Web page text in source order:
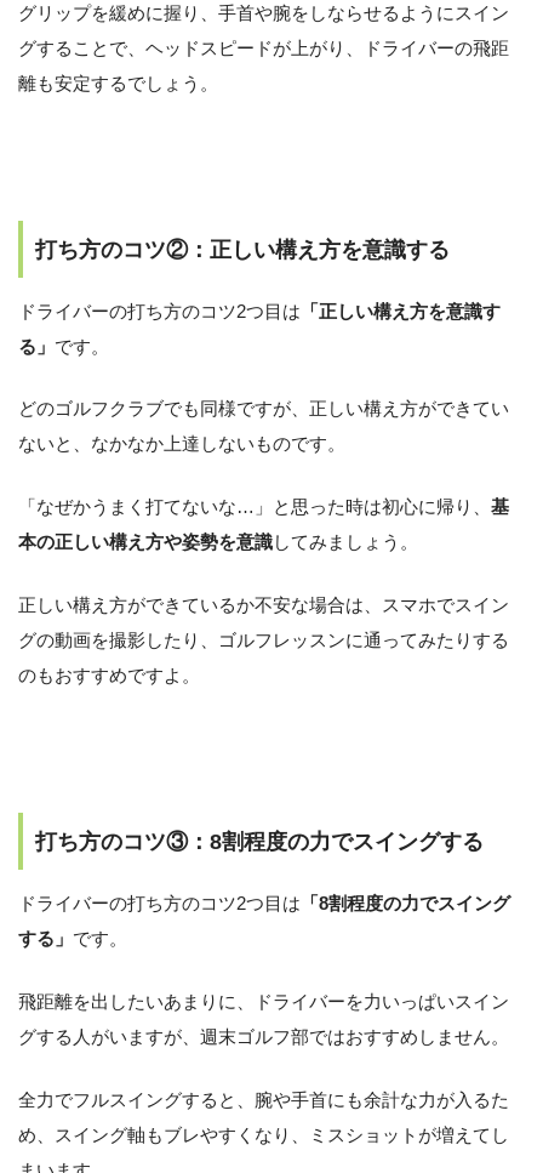
グリップを緩めに握り、手首や腕をしならせるようにスイン
グすることで、ヘッドスピードが上がり、ドライバーの飛距
離も安定するでしょう。
打ち方のコツ②：正しい構え方を意識する
ドライバーの打ち方のコツ2つ目は 「正しい構え方を意識す
る」 です。
どのゴルフクラブでも同様ですが、正しい構え方ができてい
ないと、なかなか上達しないものです。
「なぜかうまく打てないな…」と思った時は初心に帰り、 基
本の正しい構え方や姿勢を意識してみましょう。
正しい構え方ができているか不安な場合は、スマホでスイン
グの動画を撮影したり、ゴルフレッスンに通ってみたりする
のもおすすめですよ。
打ち方のコツ③：8割程度の力でスイングする
ドライバーの打ち方のコツ2つ目は 「8割程度の力でスイング
する」 です。
飛距離を出したいあまりに、ドライバーを力いっぱいスイン
グする人がいますが、週末ゴルフ部ではおすすめしません。
全力でフルスイングすると、腕や手首にも余計な力が入るた
め、スイング軸もブレやすくなり、ミスショットが増えてし